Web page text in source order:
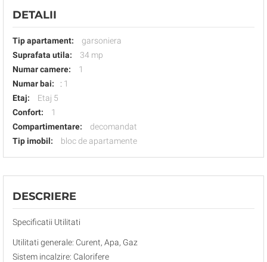
DETALII
Tip apartament:
garsoniera
Suprafata utila:
34 mp
Numar camere:
1
Numar bai:
: 1
Etaj:
Etaj 5
Confort:
1
Compartimentare:
decomandat
Tip imobil:
bloc de apartamente
DESCRIERE
Specificatii Utilitati
Utilitati generale: Curent, Apa, Gaz
Sistem incalzire: Calorifere